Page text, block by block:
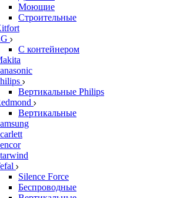
Моющие
Строительные
С контейнером
Вертикальные Philips
Вертикальные
Silence Force
Беспроводные